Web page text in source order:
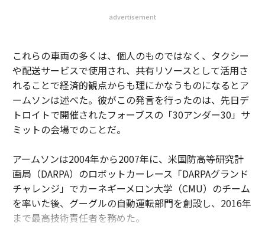
advertisement
これらの車両の多くは、個人のものではなく、タクシー
や配送サービスで使用され、共有リソースとして活用さ
れることで経済的観点からも理にかなうものになるとア
ームソンは述べた。彼がこの発言を行ったのは、先日デ
トロイトで開催されたフォーブスの「30アンダー30」サ
ミットの会場でのことだ。
アームソンは2004年から2007年に、米国防高等研究計
画局（DARPA）のロボットカーレース「DARPAグランド
チャレンジ」でカーネギーメロン大学（CMU）のチーム
を率いた後、グーグルの自動運転部門を創設し、2016年
まで最高技術責任者を務めた。